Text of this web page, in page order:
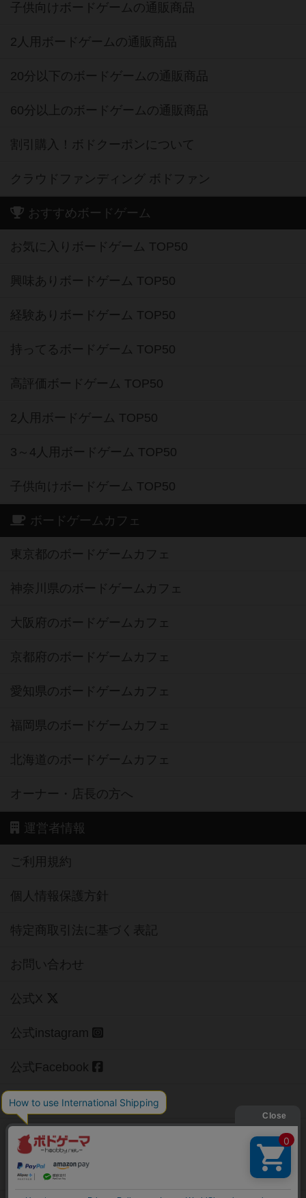
子供向けボードゲームの通販商品
2人用ボードゲームの通販商品
20分以下のボードゲームの通販商品
60分以上のボードゲームの通販商品
割引購入！ボドクーポンについて
クラウドファンディング ボドファン
おすすめボードゲーム
お気に入りボードゲーム TOP50
興味ありボードゲーム TOP50
経験ありボードゲーム TOP50
持ってるボードゲーム TOP50
高評価ボードゲーム TOP50
2人用ボードゲーム TOP50
3～4人用ボードゲーム TOP50
子供向けボードゲーム TOP50
ボードゲームカフェ
東京都のボードゲームカフェ
神奈川県のボードゲームカフェ
大阪府のボードゲームカフェ
京都府のボードゲームカフェ
愛知県のボードゲームカフェ
福岡県のボードゲームカフェ
北海道のボードゲームカフェ
オーナー・店長の方へ
運営者情報
ご利用規約
個人情報保護方針
特定商取引法に基づく表記
お問い合わせ
公式X
公式instagram
公式Facebook
公式YouTubeチャンネル
【ボドゲーマ】ボードゲームの総合情報サイト